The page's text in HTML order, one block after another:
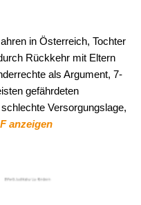
in Österreich, Tochter
Rückkehr mit Eltern
als Argument, 7-
gefährdeten
Versorgungslage,
anzeigen